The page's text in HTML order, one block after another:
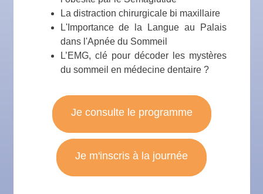
La distraction chirurgicale bi maxillaire
L'Importance de la Langue au Palais
dans l'Apnée du Sommeil
L’EMG, clé pour décoder les mystères
du sommeil en médecine dentaire ?
Je consulte le programme
Je m'inscris à la journée